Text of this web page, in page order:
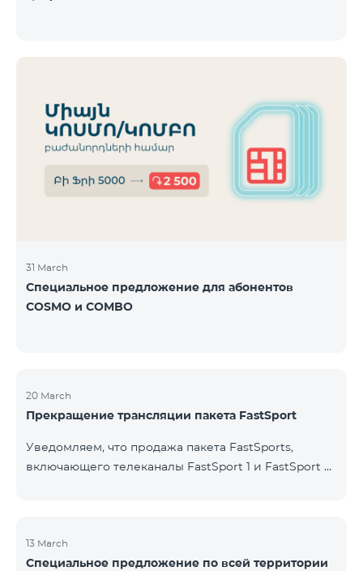
31 March
Специальное предложение для абонентов
COSMO и COMBO
20 March
Прекращение трансляции пакета FastSport
Уведомляем, что продажа пакета FastSports,
включающего телеканалы FastSport 1 и FastSport 2,
решением вещателя. По вопросам или для
получения дополнительной информации просим
13 March
Специальное предложение по всей территории